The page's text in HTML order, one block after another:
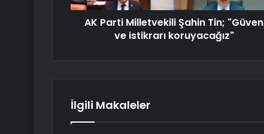
AK Parti Milletvekili Şahin Tin; "Güven
ve istikrarı koruyacağız"
İlgili Makaleler